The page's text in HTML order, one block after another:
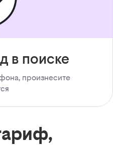
в поиске
произнесите